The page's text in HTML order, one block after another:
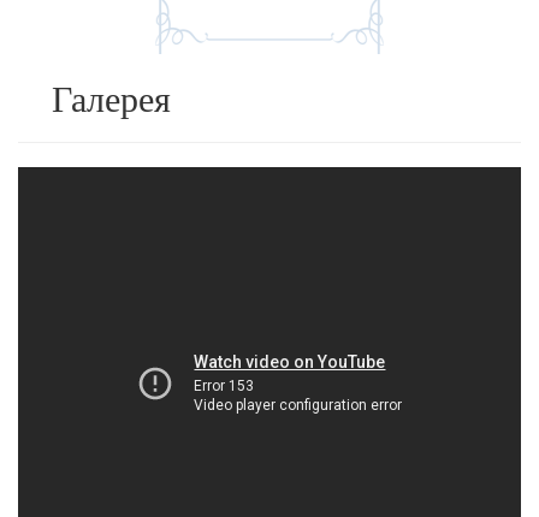
Галерея